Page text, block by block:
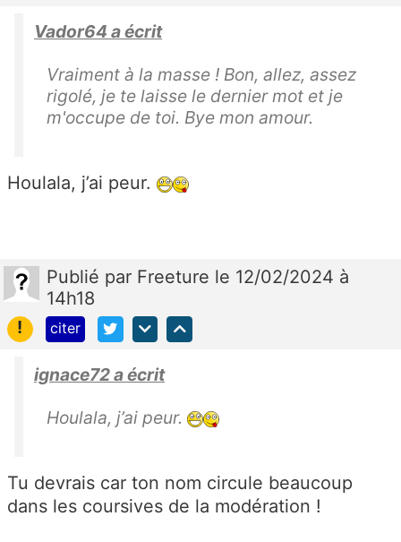
Vador64 a écrit
Vraiment à la masse ! Bon, allez, assez
rigolé, je te laisse le dernier mot et je
m'occupe de toi. Bye mon amour.
Houlala, j’ai peur.
Publié par Freeture le 12/02/2024 à
14h18
!
citer
ignace72 a écrit
Houlala, j’ai peur.
Tu devrais car ton nom circule beaucoup
dans les coursives de la modération !